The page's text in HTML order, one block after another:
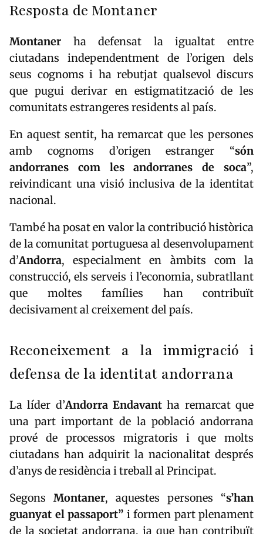
Resposta de Montaner
Montaner ha defensat la igualtat entre
ciutadans independentment de l’origen dels
seus cognoms i ha rebutjat qualsevol discurs
que pugui derivar en estigmatització de les
comunitats estrangeres residents al país.
En aquest sentit, ha remarcat que les persones
amb cognoms d’origen estranger “són
andorranes com les andorranes de soca”,
reivindicant una visió inclusiva de la identitat
nacional.
També ha posat en valor la contribució històrica
de la comunitat portuguesa al desenvolupament
d’Andorra, especialment en àmbits com la
construcció, els serveis i l’economia, subratllant
que moltes famílies han contribuït
decisivament al creixement del país.
Reconeixement a la immigració i
defensa de la identitat andorrana
La líder d’Andorra Endavant ha remarcat que
una part important de la població andorrana
prové de processos migratoris i que molts
ciutadans han adquirit la nacionalitat després
d’anys de residència i treball al Principat.
Segons Montaner, aquestes persones “s’han
guanyat el passaport” i formen part plenament
de la societat andorrana, ja que han contribuït